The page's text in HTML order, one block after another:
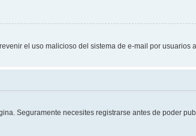
el uso malicioso del sistema de e-mail por usuarios
Seguramente necesites registrarse antes de poder